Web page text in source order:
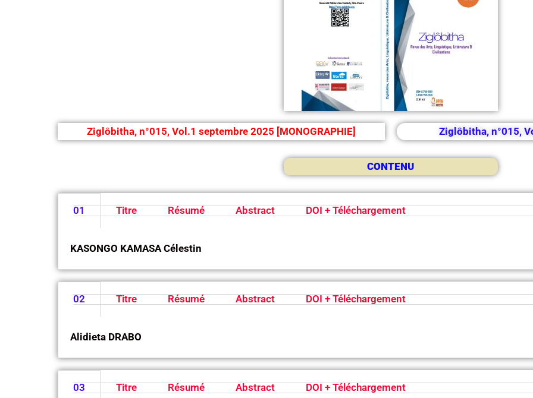
Ziglôbitha, n°015, Vol.1 septembre 2025 [MONOGRAPHIE] Ziglôbitha, n°015,
CONTENU
01 Titre Résumé Abstract DOI + Téléchargement
KASONGO KAMASA Célestin
02 Titre Résumé Abstract DOI + Téléchargement
Alidieta DRABO
03 Titre Résumé Abstract DOI + Téléchargement